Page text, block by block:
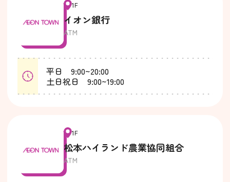
1F
イオン銀行
ATM
平日 9:00~20:00
土日祝日 9:00~19:00
1F
松本ハイランド農業協同組合
ATM